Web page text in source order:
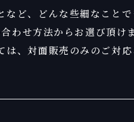
ど、
どんな些細なこと
わせ方法からお選び頂けま
、 対面販売のみのご対応